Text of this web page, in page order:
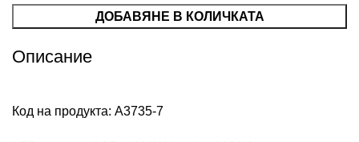
ДОБАВЯНЕ В КОЛИЧКАТА
Описание
Код на продукта: А3735-7